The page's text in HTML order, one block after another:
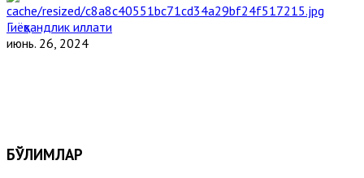
Гиёҳвандлик иллати
июнь. 26, 2024
БЎЛИМЛАР